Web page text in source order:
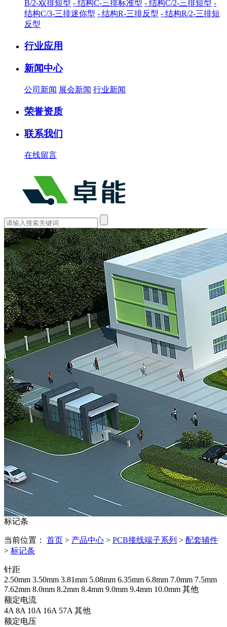
B/2-双排短型 - 结构C-三排标准型 - 结构C/2-三排短型 -
结构C/3-三排迷你型 - 结构R-三排反型 - 结构R/2-三排短
反型
行业应用
新闻中心
公司新闻 展会新闻 行业新闻
荣誉资质
联系我们
在线留言
标记条
当前位置： 首页 > 产品中心 > PCB接线端子系列 > 配套辅件
> 标记条
针距
2.50mm 3.50mm 3.81mm 5.08mm 6.35mm 6.8mm 7.0mm 7.5mm
7.62mm 8.0mm 8.2mm 8.4mm 9.0mm 9.4mm 10.0mm 其他
额定电流
4A 8A 10A 16A 57A 其他
额定电压